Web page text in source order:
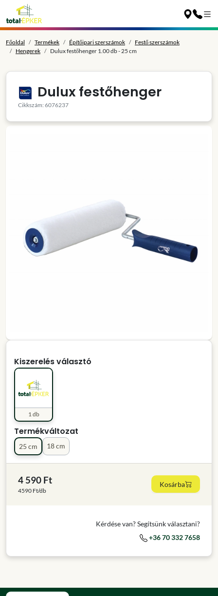
Főoldal Termékek Építőipari szerszámok
Festő szerszámok
Hengerek
Dulux festőhenger 1.00 db - 25 cm
Dulux festőhenger
Cikkszám: 6076237
Kiszerelés választó
1 db
Termékváltozat
18 cm
25 cm
4 590 Ft
4590 Ft/db
Kosárba
Kérdése van? Segítsünk választani?
+36 70 332 7658